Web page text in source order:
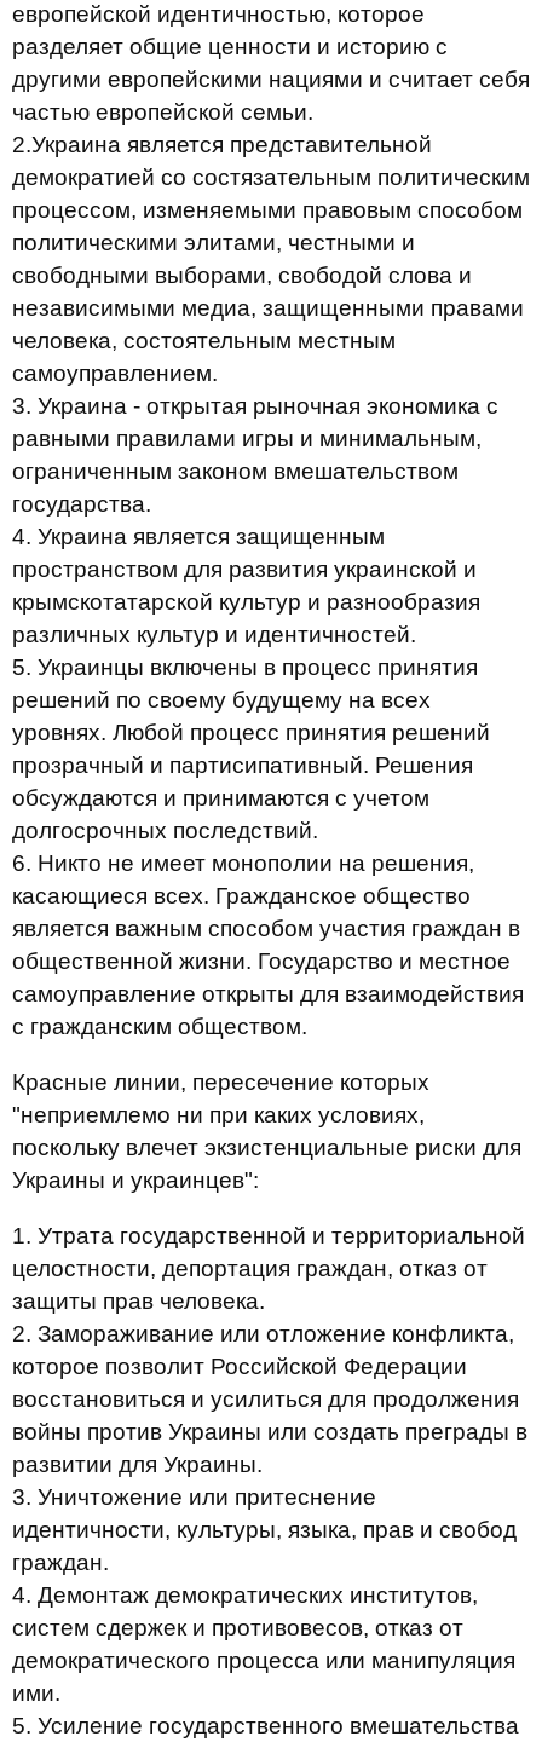
европейской идентичностью, которое
разделяет общие ценности и историю с
другими европейскими нациями и считает себя
частью европейской семьи.
2.Украина является представительной
демократией со состязательным политическим
процессом, изменяемыми правовым способом
политическими элитами, честными и
свободными выборами, свободой слова и
независимыми медиа, защищенными правами
человека, состоятельным местным
самоуправлением.
3. Украина - открытая рыночная экономика с
равными правилами игры и минимальным,
ограниченным законом вмешательством
государства.
4. Украина является защищенным
пространством для развития украинской и
крымскотатарской культур и разнообразия
различных культур и идентичностей.
5. Украинцы включены в процесс принятия
решений по своему будущему на всех
уровнях. Любой процесс принятия решений
прозрачный и партисипативный. Решения
обсуждаются и принимаются с учетом
долгосрочных последствий.
6. Никто не имеет монополии на решения,
касающиеся всех. Гражданское общество
является важным способом участия граждан в
общественной жизни. Государство и местное
самоуправление открыты для взаимодействия
с гражданским обществом.
Красные линии, пересечение которых
"неприемлемо ни при каких условиях,
поскольку влечет экзистенциальные риски для
Украины и украинцев":
1. Утрата государственной и территориальной
целостности, депортация граждан, отказ от
защиты прав человека.
2. Замораживание или отложение конфликта,
которое позволит Российской Федерации
восстановиться и усилиться для продолжения
войны против Украины или создать преграды в
развитии для Украины.
3. Уничтожение или притеснение
идентичности, культуры, языка, прав и свобод
граждан.
4. Демонтаж демократических институтов,
систем сдержек и противовесов, отказ от
демократического процесса или манипуляция
ими.
5. Усиление государственного вмешательства